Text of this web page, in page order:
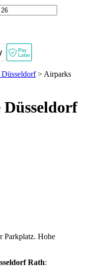
> Airparks
Parkplatz. Hohe
Rath: